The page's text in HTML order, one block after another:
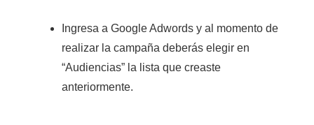
Ingresa a Google Adwords y al momento de
realizar la campaña deberás elegir en
“Audiencias” la lista que creaste
anteriormente.